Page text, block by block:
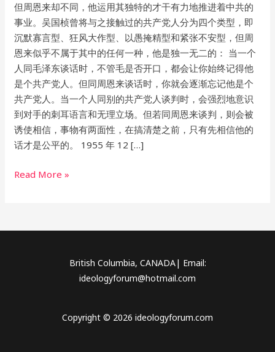
但周恩来却不同，他运用其独特的才干有力地推进着中共的
事业。吴国桢曾将与之接触过的共产党人分为四个类型，即
沉默寡言型、狂风大作型、以愚掩精型和紧张不安型，但周
恩来似乎不属于其中的任何一种，他是独一无二的： 当一个
人同毛泽东谈话时，不管毛是否开口，都会让你始终记得他
是个共产党人。但同周恩来谈话时，你就会逐渐忘记他是个
共产党人。当一个人同别的共产党人谈判时，会强烈地意识
到对手的刺耳语言和无理立场。但若同周恩来谈判，则会被
诱使相信，事物有两面性，在搞清楚之前，只有先相信他的
话才是公平的。 1955 年 12 […]
Read More »
British Columbia, CANADA| Email:
ideologyforum@hotmail.com
Copyright © 2026 ideologyforum.com